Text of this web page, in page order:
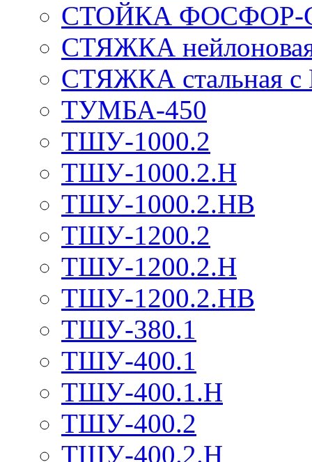
СТОЙКА ФОСФОР-
СТЯЖКА нейлоновая
СТЯЖКА стальная
ТУМБА-450
ТШУ-1000.2
ТШУ-1000.2.Н
ТШУ-1000.2.НВ
ТШУ-1200.2
ТШУ-1200.2.Н
ТШУ-1200.2.НВ
ТШУ-380.1
ТШУ-400.1
ТШУ-400.1.Н
ТШУ-400.2
ТШУ-400.2.Н